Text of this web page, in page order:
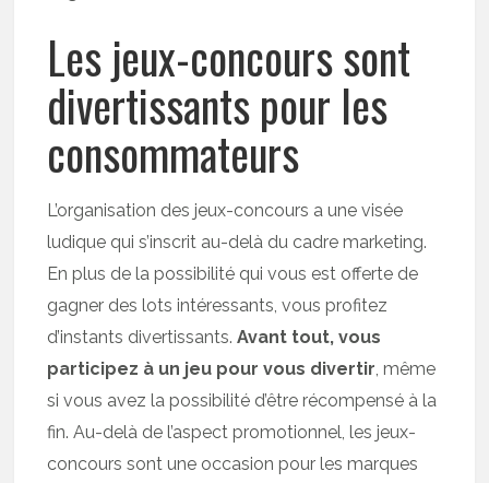
Les jeux-concours sont
divertissants pour les
consommateurs
L’organisation des jeux-concours a une visée
ludique qui s’inscrit au-delà du cadre marketing.
En plus de la possibilité qui vous est offerte de
gagner des lots intéressants, vous profitez
d’instants divertissants.Avant tout, vous
participez à un jeu pour vous divertir , même
si vous avez la possibilité d’être récompensé à la
fin. Au-delà de l’aspect promotionnel, les jeux-
concours sont une occasion pour les marques